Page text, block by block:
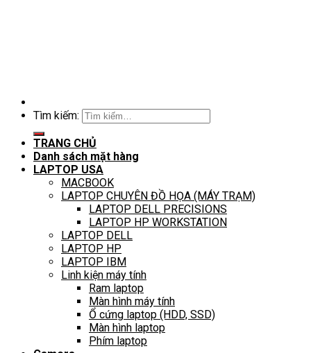
Tìm kiếm:
TRANG CHỦ
Danh sách mặt hàng
LAPTOP USA
MACBOOK
LAPTOP CHUYÊN ĐỒ HỌA (MÁY TRẠM)
LAPTOP DELL PRECISIONS
LAPTOP HP WORKSTATION
LAPTOP DELL
LAPTOP HP
LAPTOP IBM
Linh kiện máy tính
Ram laptop
Màn hình máy tính
Ổ cứng laptop (HDD, SSD)
Màn hình laptop
Phím laptop